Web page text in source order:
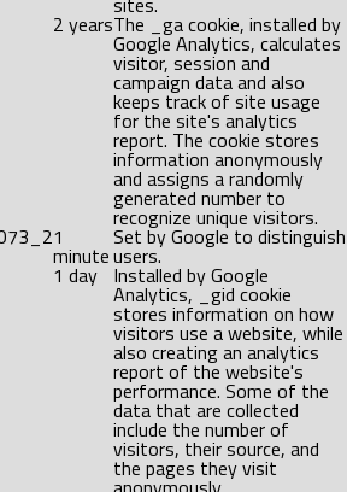
2 yearsThe _ga cookie, installed by
Google Analytics, calculates
visitor, session and
campaign data and also
keeps track of site usage
for the site's analytics
report. The cookie stores
information anonymously
and assigns a randomly
generated number to
recognize unique visitors.
1
minute
Set by Google to distinguish
users.
1 day Installed by Google
Analytics, _gid cookie
stores information on how
visitors use a website, while
also creating an analytics
report of the website's
performance. Some of the
data that are collected
include the number of
visitors, their source, and
the pages they visit